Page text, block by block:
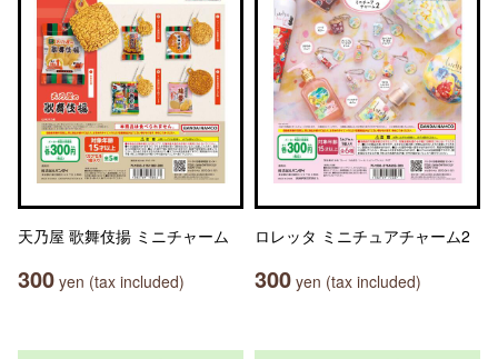
天乃屋 歌舞伎揚 ミニチャーム
300 yen (tax included)
ロレッタ ミニチュアチャーム2
300 yen (tax included)